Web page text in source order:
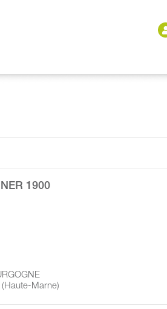
1900
(Haute-Marne)